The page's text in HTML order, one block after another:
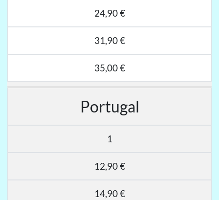
24,90 €
31,90 €
35,00 €
Portugal
1
12,90 €
14,90 €